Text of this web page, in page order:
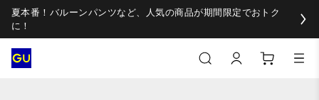
夏本番！バルーンパンツなど、人気の商品が期間限定でおトク
に！